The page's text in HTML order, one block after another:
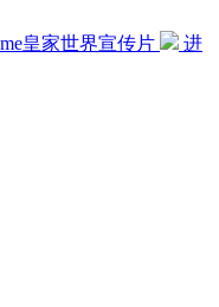
皇家世界宣传片
进